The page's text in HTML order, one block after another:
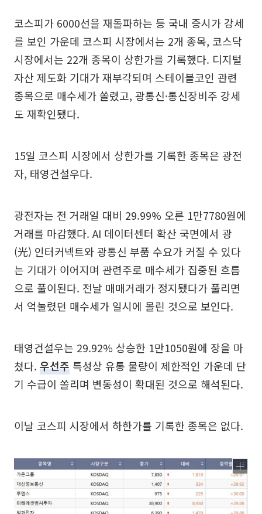
코스피가 6000선을 재돌파하는 등 국내 증시가 강세
를 보인 가운데 코스피 시장에서는 2개 종목, 코스닥
시장에서는 22개 종목이 상한가를 기록했다. 디지털
자산 제도화 기대가 재부각되며 스테이블코인 관련
종목으로 매수세가 쏠렸고, 광통신·통신장비주 강세
도 재확인됐다.
15일 코스피 시장에서 상한가를 기록한 종목은 광전
자, 태영건설우다.
광전자는 전 거래일 대비 29.99% 오른 1만7780원에
거래를 마감했다. AI 데이터센터 확산 국면에서 광
(光) 인터커넥트와 광통신 부품 수요가 커질 수 있다
는 기대가 이어지며 관련주로 매수세가 집중된 흐름
으로 풀이된다. 전날 매매거래가 정지됐다가 풀리면
서 억눌렸던 매수세가 일시에 몰린 것으로 보인다.
태영건설우는 29.92% 상승한 1만1050원에 장을 마
쳤다. 우선주 특성상 유통 물량이 제한적인 가운데 단
기 수급이 쏠리며 변동성이 확대된 것으로 해석된다.
이날 코스피 시장에서 하한가를 기록한 종목은 없다.